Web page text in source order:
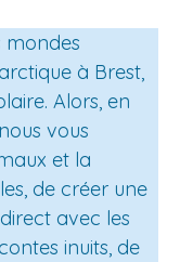
mondes
à Brest,
Alors, en
vous
et la
de créer une
avec les
inuits, de